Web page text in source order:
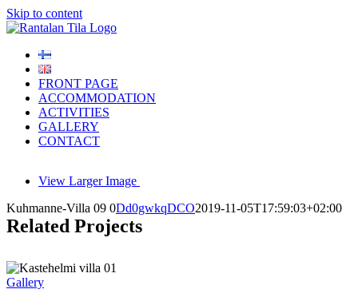
Skip to content
FRONT PAGE
ACCOMMODATION
ACTIVITIES
GALLERY
CONTACT
View Larger Image
Kuhmanne-Villa 09 0Dd0gwkqDCO2019-11-05T17:59:03+02:00
Related Projects
Gallery